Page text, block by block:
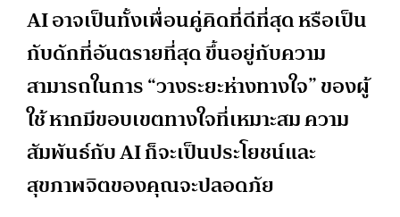
AI อาจเป็นทั้งเพื่อนคู่คิดที่ดีที่สุด หรือเป็น
กับดักที่อันตรายที่สุด ขึ้นอยู่กับความ
สามารถในการ “วางระยะห่างทางใจ” ของผู้
ใช้ หากมีขอบเขตทางใจที่เหมาะสม ความ
สัมพันธ์กับ AI ก็จะเป็นประโยชน์และ
สุขภาพจิตของคุณจะปลอดภัย